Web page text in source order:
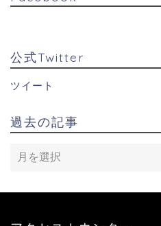
公式Twitter
ツイート
過去の記事